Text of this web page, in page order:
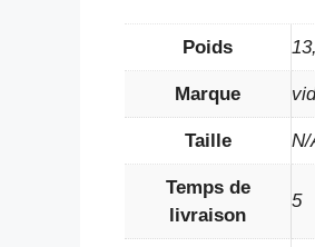
Poids
Marque
Taille N/
Temps de
livraison
5